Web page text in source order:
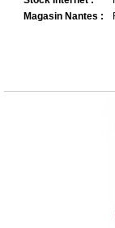
Magasin Nantes :